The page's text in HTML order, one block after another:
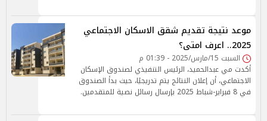
موعد نتيجة تقديم شقق الاسكان الاجتماعي
2025.. اعرف امتى؟
السبت 15/مارس/2025 - 01:39 م
أكدت مي عبدالحميد، الرئيس التنفيذي لصندوق الإسكان
الاجتماعي، أن إعلان النتائج يتم تدريجيًا، حيث بدأ الصندوق
في 8 فبراير-شباط 2025 بإرسال رسائل نصية للمتقدمين.